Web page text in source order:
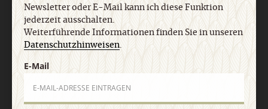
Newsletter oder E-Mail kann ich diese Funktion
jederzeit ausschalten.
Weiterführende Informationen finden Sie in unseren
Datenschutzhinweisen.
E-Mail